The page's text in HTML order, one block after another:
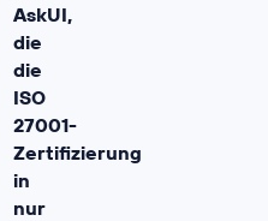
AskUI,
die
die
ISO
27001-
Zertifizierung
in
nur